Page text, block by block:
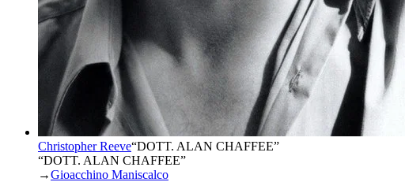
Christopher Reeve“DOTT. ALAN CHAFFEE”
“DOTT. ALAN CHAFFEE”
→Gioacchino Maniscalco